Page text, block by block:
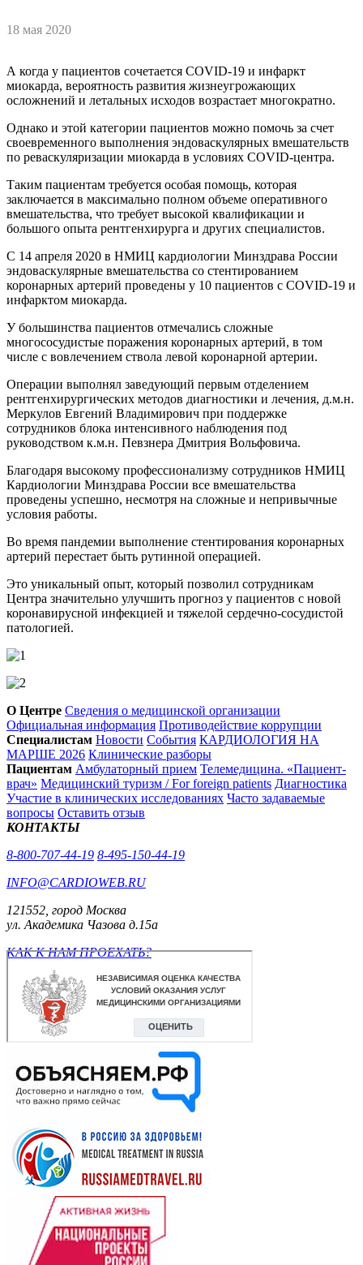
18 мая 2020
А когда у пациентов сочетается COVID-19 и инфаркт
миокарда, вероятность развития жизнеугрожающих
осложнений и летальных исходов возрастает многократно.
Однако и этой категории пациентов можно помочь за счет
своевременного выполнения эндоваскулярных вмешательств
по реваскуляризации миокарда в условиях COVID-центра.
Таким пациентам требуется особая помощь, которая
заключается в максимально полном объеме оперативного
вмешательства, что требует высокой квалификации и
большого опыта рентгенхирурга и других специалистов.
С 14 апреля 2020 в НМИЦ кардиологии Минздрава России
эндоваскулярные вмешательства со стентированием
коронарных артерий проведены у 10 пациентов с COVID-19 и
инфарктом миокарда.
У большинства пациентов отмечались сложные
многососудистые поражения коронарных артерий, в том
числе с вовлечением ствола левой коронарной артерии.
Операции выполнял заведующий первым отделением
рентгенхирургических методов диагностики и лечения, д.м.н.
Меркулов Евгений Владимирович при поддержке
сотрудников блока интенсивного наблюдения под
руководством к.м.н. Певзнера Дмитрия Вольфовича.
Благодаря высокому профессионализму сотрудников НМИЦ
Кардиологии Минздрава России все вмешательства
проведены успешно, несмотря на сложные и непривычные
условия работы.
Во время пандемии выполнение стентирования коронарных
артерий перестает быть рутинной операцией.
Это уникальный опыт, который позволил сотрудникам
Центра значительно улучшить прогноз у пациентов с новой
коронавирусной инфекцией и тяжелой сердечно-сосудистой
патологией.
О Центре Сведения о медицинской организации
Официальная информация Противодействие коррупции
Специалистам Новости События КАРДИОЛОГИЯ НА
МАРШЕ 2026 Клинические разборы
Пациентам Амбулаторный прием Телемедицина. «Пациент-
врач» Медицинский туризм / For foreign patients Диагностика
Участие в клинических исследованиях Часто задаваемые
вопросы Оставить отзыв
КОНТАКТЫ
8-800-707-44-19 8-495-150-44-19
INFO@CARDIOWEB.RU
121552, город Москва
ул. Академика Чазова д.15а
КАК К НАМ ПРОЕХАТЬ?